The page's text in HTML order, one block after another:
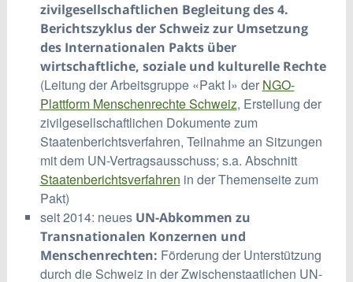
zivilgesellschaftlichen Begleitung des 4.
Berichtszyklus der Schweiz zur Umsetzung
des Internationalen Pakts über
wirtschaftliche, soziale und kulturelle Rechte
(Leitung der Arbeitsgruppe «Pakt I» der NGO-
Plattform Menschenrechte Schweiz, Erstellung der
zivilgesellschaftlichen Dokumente zum
Staatenberichtsverfahren, Teilnahme an Sitzungen
mit dem UN-Vertragsausschuss; s.a. Abschnitt
Staatenberichtsverfahren in der Themenseite zum
Pakt)
seit 2014: neues UN-Abkommen zu
Transnationalen Konzernen und
Menschenrechten: Förderung der Unterstützung
durch die Schweiz in der Zwischenstaatlichen UN-